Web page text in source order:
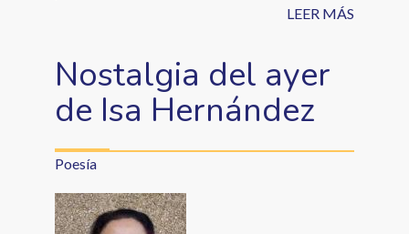
LEER MÁS
Nostalgia del ayer
de Isa Hernández
Poesía